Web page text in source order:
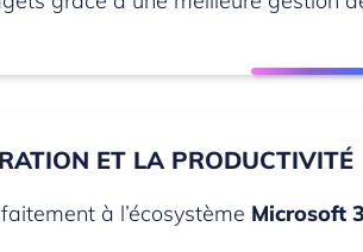
ET LA PRODUCTIVITÉ
à l’écosystème Microsoft